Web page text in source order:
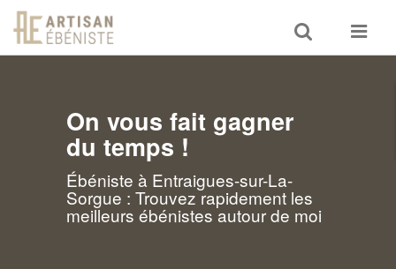
Toggle
search
Toggle
On vous fait gagner
du temps !
Ébéniste à Entraigues-sur-La-
Sorgue : Trouvez rapidement les
meilleurs ébénistes autour de moi